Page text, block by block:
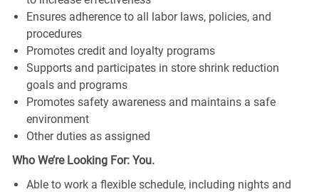
Ensures adherence to all labor laws, policies, and
procedures
Promotes credit and loyalty programs
Supports and participates in store shrink reduction
goals and programs
Promotes safety awareness and maintains a safe
environment
Other duties as assigned
Who We’re Looking For: You.
Able to work a flexible schedule, including nights and